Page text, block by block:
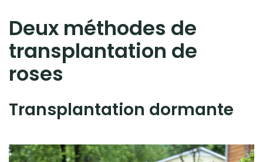
Deux méthodes de
transplantation de
roses
Transplantation dormante